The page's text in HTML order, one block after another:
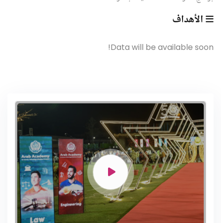
الأهداف
Data will be available soon!